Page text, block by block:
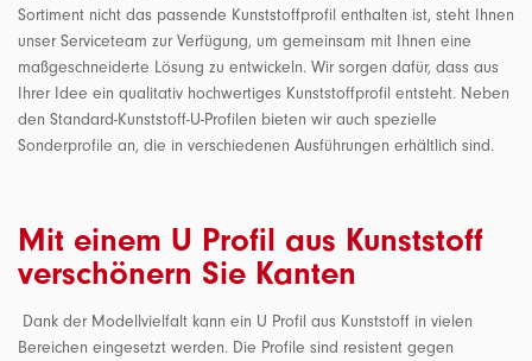
Sortiment nicht das passende Kunststoffprofil enthalten ist, steht Ihnen
unser Serviceteam zur Verfügung, um gemeinsam mit Ihnen eine
maßgeschneiderte Lösung zu entwickeln. Wir sorgen dafür, dass aus
Ihrer Idee ein qualitativ hochwertiges Kunststoffprofil entsteht. Neben
den Standard-Kunststoff-U-Profilen bieten wir auch spezielle
Sonderprofile an, die in verschiedenen Ausführungen erhältlich sind.
Mit einem U Profil aus Kunststoff
verschönern Sie Kanten
Dank der Modellvielfalt kann ein U Profil aus Kunststoff in vielen
Bereichen eingesetzt werden. Die Profile sind resistent gegen